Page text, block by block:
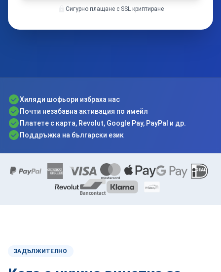
Сигурно плащане с SSL криптиране
Хиляди шофьори избраха нас
Почти незабавна активация по имейл
Платете с карта, Revolut, Google Pay, PayPal и др.
Поддръжка на български език
ЗАДЪЛЖИТЕЛНО